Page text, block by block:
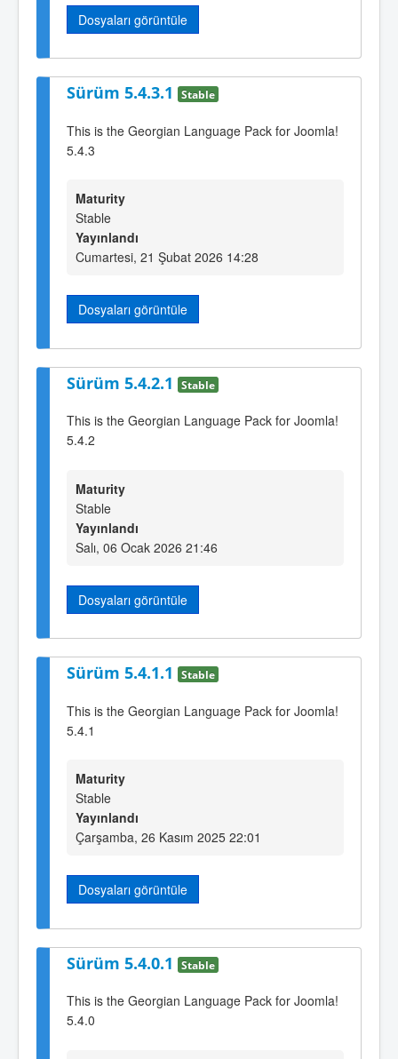
Dosyaları görüntüle
Sürüm 5.4.3.1 Stable
This is the Georgian Language Pack for Joomla!
5.4.3
Maturity
Stable
Yayınlandı
Cumartesi, 21 Şubat 2026 14:28
Dosyaları görüntüle
Sürüm 5.4.2.1 Stable
This is the Georgian Language Pack for Joomla!
5.4.2
Maturity
Stable
Yayınlandı
Salı, 06 Ocak 2026 21:46
Dosyaları görüntüle
Sürüm 5.4.1.1 Stable
This is the Georgian Language Pack for Joomla!
5.4.1
Maturity
Stable
Yayınlandı
Çarşamba, 26 Kasım 2025 22:01
Dosyaları görüntüle
Sürüm 5.4.0.1 Stable
This is the Georgian Language Pack for Joomla!
5.4.0